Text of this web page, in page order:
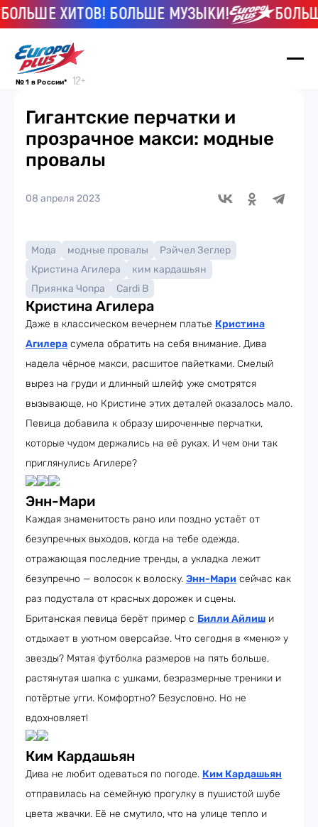
ХИТОВ! БОЛЬШЕ МУЗЫКИ! БОЛЬШЕ
№ 1 в России*
Гигантские перчатки и
прозрачное макси: модные
провалы
08 апреля 2023
Мода модные провалы
Рэйчел Зеглер
Кристина Агилера
ким кардашьян
Приянка Чопра
Cardi B
Кристина Агилера
Даже в классическом вечернем платье Кристина
Агилера сумела обратить на себя внимание. Дива
надела чёрное макси, расшитое пайетками. Смелый
вырез на груди и длинный шлейф уже смотрятся
вызывающе, но Кристине этих деталей оказалось мало.
Певица добавила к образу широченные перчатки,
которые чудом держались на её руках. И чем они так
приглянулись Агилере?
Энн-Мари
Каждая знаменитость рано или поздно устаёт от
безупречных выходов, когда на тебе одежда,
отражающая последние тренды, а укладка лежит
безупречно — волосок к волоску. Энн-Мари сейчас как
раз подустала от красных дорожек и сцены.
Британская певица берёт пример с Билли Айлиш и
отдыхает в уютном оверсайзе. Что сегодня в «меню» у
звезды? Мятая футболка размеров на пять больше,
растянутая шапка с ушками, безразмерные треники и
потёртые угги. Комфортно? Безусловно. Но не
вдохновляет!
Ким Кардашьян
Дива не любит одеваться по погоде. Ким Кардашьян
отправилась на семейную прогулку в пушистой шубе
цвета жвачки. Её не смутило, что на улице тепло и